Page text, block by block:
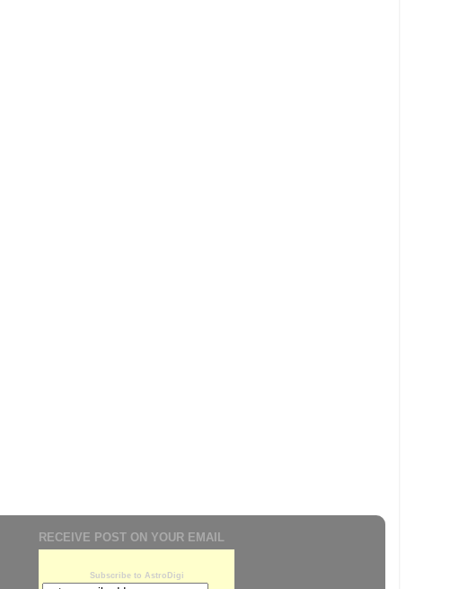
RECEIVE POST ON YOUR EMAIL
Subscribe to AstroDigi